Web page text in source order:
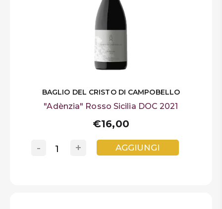
BAGLIO DEL CRISTO DI CAMPOBELLO
"Adènzia" Rosso Sicilia DOC 2021
€16,00
+
- AGGIUNGI